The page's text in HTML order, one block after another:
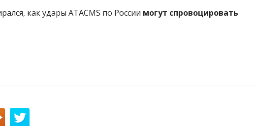
как удары ATACMS по России могут спровоцировать